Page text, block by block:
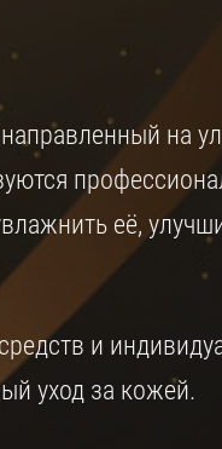
на
её,
и
уход за кожей.